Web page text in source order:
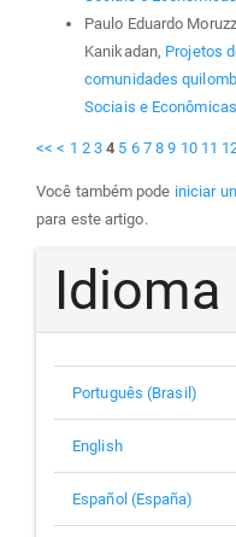
Paulo Eduardo
Kanikadan, Projetos
comunidades
Sociais e
<< < 1 2 3 4 5 6 7 8 9 10 11
Você também pode iniciar
para este artigo.
Idioma
Português (Brasil)
English
Español (España)